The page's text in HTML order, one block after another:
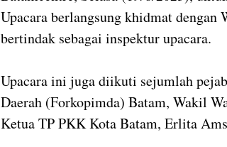
Upacara berlangsung khidmat
bertindak sebagai inspektur upacara.
Upacara ini juga diikuti sejumlah
Daerah (Forkopimda) Batam, Wakil
Ketua TP PKK Kota Batam, Erlita